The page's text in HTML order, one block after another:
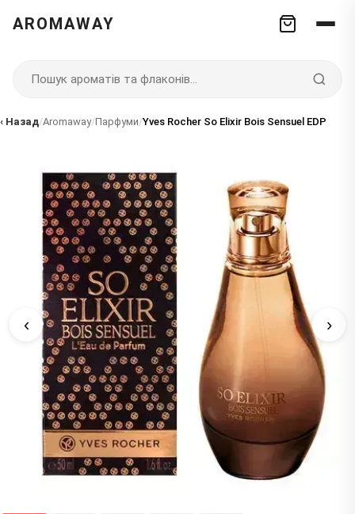
AROMAWAY
‹ Назад/Aromaway/Парфуми/Yves Rocher So Elixir Bois Sensuel EDP
‹ ›